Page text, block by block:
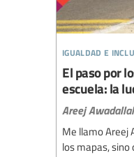
igualdad e
El paso por
escuela: la
Areej
Me llamo Areej
los mapas,